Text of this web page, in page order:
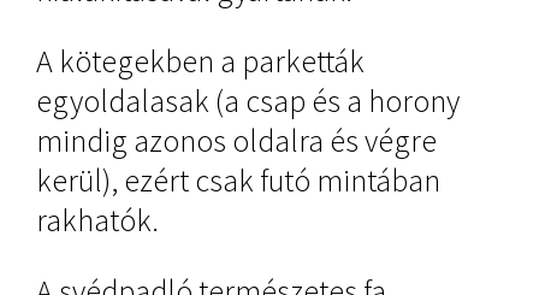
A kötegekben a parketták
egyoldalasak (a csap és a horony
mindig azonos oldalra és végre
kerül), ezért csak futó mintában
rakhatók.